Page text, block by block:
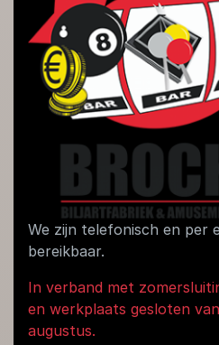
We zijn telefonisch en per
bereikbaar.
In verband met
en werkplaats gesloten
augustus.